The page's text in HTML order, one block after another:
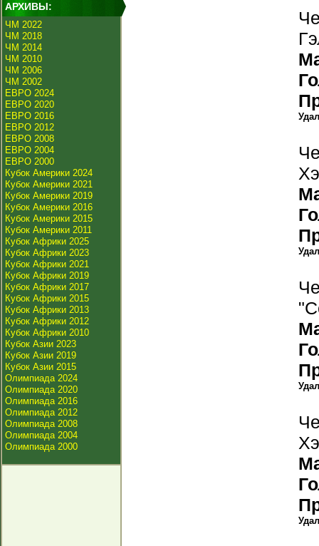
АРХИВЫ:
ЧМ 2022
ЧМ 2018
ЧМ 2014
ЧМ 2010
ЧМ 2006
ЧМ 2002
ЕВРО 2024
ЕВРО 2020
ЕВРО 2016
ЕВРО 2012
ЕВРО 2008
ЕВРО 2004
ЕВРО 2000
Кубок Америки 2024
Кубок Америки 2021
Кубок Америки 2019
Кубок Америки 2016
Кубок Америки 2015
Кубок Америки 2011
Кубок Африки 2025
Кубок Африки 2023
Кубок Африки 2021
Кубок Африки 2019
Кубок Африки 2017
Кубок Африки 2015
Кубок Африки 2013
Кубок Африки 2012
Кубок Африки 2010
Кубок Азии 2023
Кубок Азии 2019
Кубок Азии 2015
Олимпиада 2024
Олимпиада 2020
Олимпиада 2016
Олимпиада 2012
Олимпиада 2008
Олимпиада 2004
Олимпиада 2000